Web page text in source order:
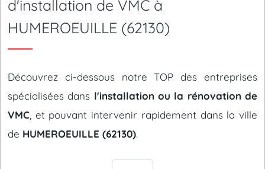
d'installation de VMC à
HUMEROEUILLE (62130)
Découvrez ci-dessous notre TOP des entreprises
spécialisées dans l'installation ou la rénovation de
VMC , et pouvant intervenir rapidement dans la ville
de HUMEROEUILLE (62130).